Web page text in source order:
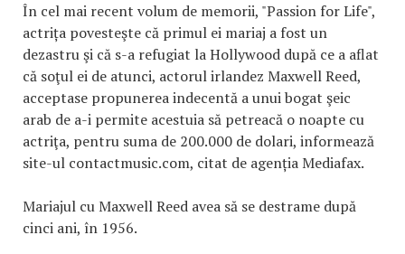
În cel mai recent volum de memorii, "Passion for Life",
actrița povesteşte că primul ei mariaj a fost un
dezastru şi că s-a refugiat la Hollywood după ce a aflat
că soţul ei de atunci, actorul irlandez Maxwell Reed,
acceptase propunerea indecentă a unui bogat şeic
arab de a-i permite acestuia să petreacă o noapte cu
actriţa, pentru suma de 200.000 de dolari, informează
site-ul contactmusic.com, citat de agenția Mediafax.
Mariajul cu Maxwell Reed avea să se destrame după
cinci ani, în 1956.